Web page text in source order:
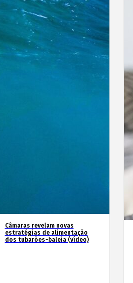
Câmaras revelam novas
estratégias de alimentação
dos tubarões-baleia (vídeo)